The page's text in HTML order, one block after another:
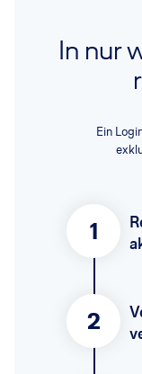
In nur
Ein
1
2